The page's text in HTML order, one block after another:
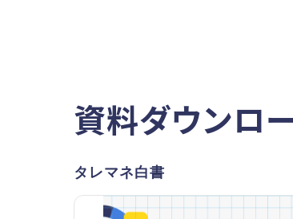
資料ダウンロ
タレマネ白書